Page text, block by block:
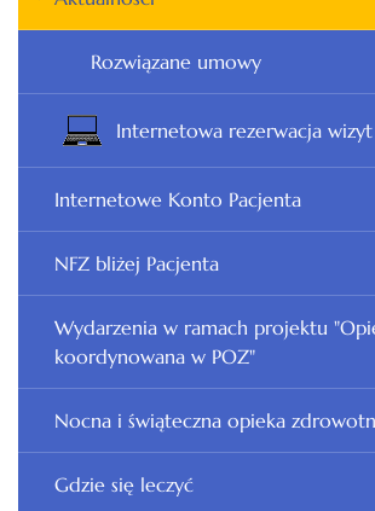
Rozwiązane umowy
Internetowa rezerwacja wizyt
Internetowe Konto Pacjenta
NFZ bliżej Pacjenta
Wydarzenia w ramach projektu
koordynowana w POZ"
Nocna i świąteczna opieka
Gdzie się leczyć